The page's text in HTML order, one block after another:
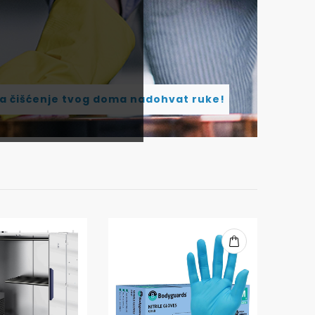
čišćenje tvog doma nadohvat ruke!